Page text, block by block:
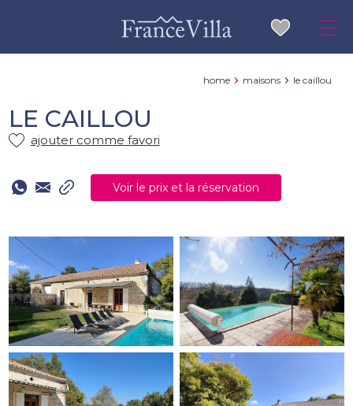
home maisons le caillou
LE CAILLOU
ajouter comme favori
Voir le prix et la réservation